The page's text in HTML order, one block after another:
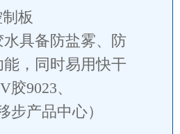
板
具备防盐雾、防
，同时易用快干
9023、
步产品中心）